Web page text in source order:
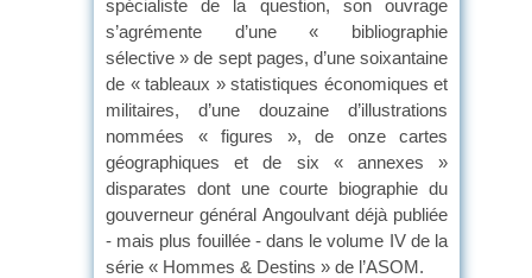
spécialiste de la question, son ouvrage
s’agrémente d’une « bibliographie
sélective » de sept pages, d’une soixantaine
de « tableaux » statistiques économiques et
militaires, d’une douzaine d’illustrations
nommées « figures », de onze cartes
géographiques et de six « annexes »
disparates dont une courte biographie du
gouverneur général Angoulvant déjà publiée
- mais plus fouillée - dans le volume IV de la
série « Hommes & Destins » de l’ASOM.